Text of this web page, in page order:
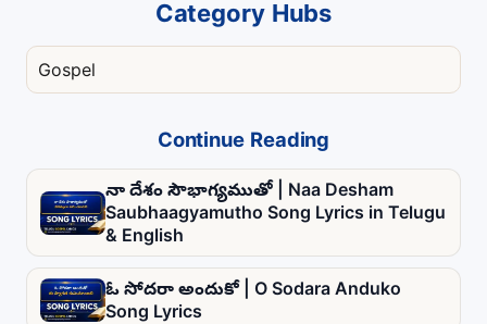
Category Hubs
Gospel
Continue Reading
నా దేశం సౌభాగ్యముతో | Naa Desham
Saubhaagyamutho Song Lyrics in Telugu
& English
ఓ సోదరా అందుకో | O Sodara Anduko
Song Lyrics